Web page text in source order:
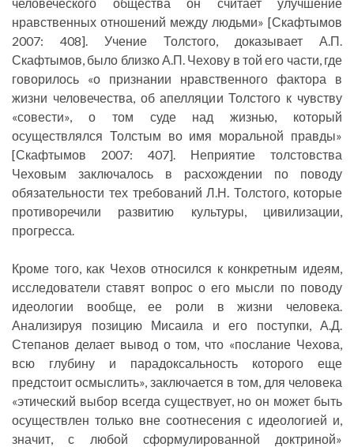
нравственных отношений между людьми» [Скафтымов
2007: 408]. Учение Толстого, доказывает А.П.
Скафтымов, было близко А.П. Чехову в той его части, где
говорилось «о признании нравственного фактора в
жизни человечества, об апелляции Толстого к чувству
«совести», о том суде над жизнью, который
осуществлялся Толстым во имя моральной правды»
[Скафтымов 2007: 407]. Неприятие толстовства
Чеховым заключалось в расхождении по поводу
обязательности тех требований Л.Н. Толстого, которые
противоречили развитию культуры, цивилизации,
прогресса.
Кроме того, как Чехов относился к конкретным идеям,
исследователи ставят вопрос о его мысли по поводу
идеологии вообще, ее роли в жизни человека.
Анализируя позицию Мисаила и его поступки, А.Д.
Степанов делает вывод о том, что «послание Чехова,
всю глубину и парадоксальность которого еще
предстоит осмыслить», заключается в том, для человека
«этический выбор всегда существует, но он может быть
осуществлен только вне соотнесения с идеологией и,
значит, с любой сформулированной доктриной»